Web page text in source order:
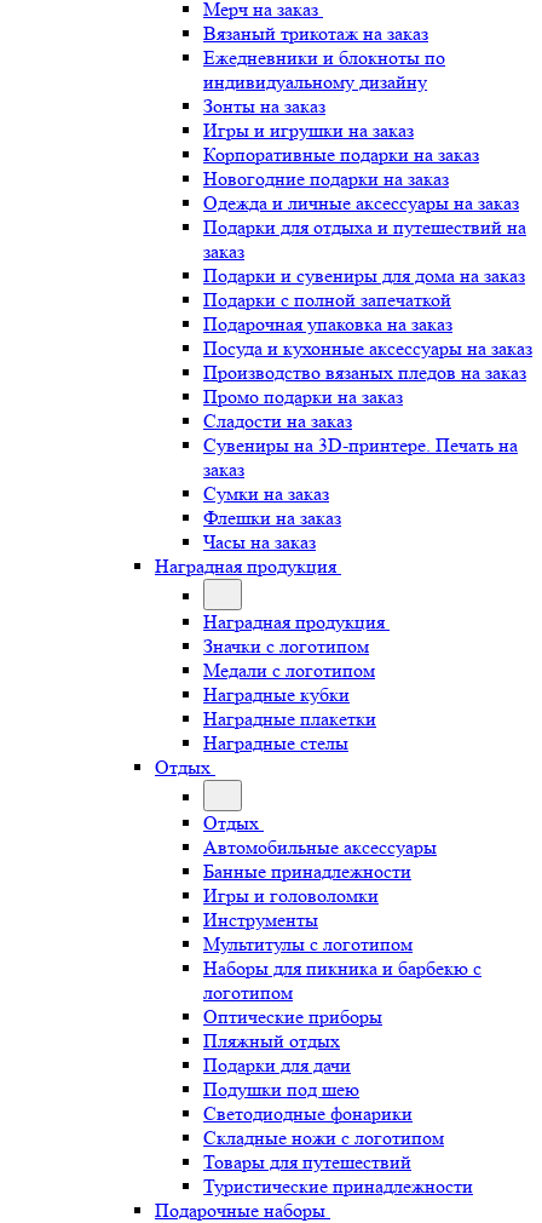
Мерч на заказ
Вязаный трикотаж на заказ
Ежедневники и блокноты по
индивидуальному дизайну
Зонты на заказ
Игры и игрушки на заказ
Корпоративные подарки на заказ
Новогодние подарки на заказ
Одежда и личные аксессуары на заказ
Подарки для отдыха и путешествий на
заказ
Подарки и сувениры для дома на заказ
Подарки с полной запечаткой
Подарочная упаковка на заказ
Посуда и кухонные аксессуары на заказ
Производство вязаных пледов на заказ
Промо подарки на заказ
Сладости на заказ
Сувениры на 3D-принтере. Печать на
заказ
Сумки на заказ
Флешки на заказ
Часы на заказ
Наградная продукция
Наградная продукция
Значки с логотипом
Медали с логотипом
Наградные кубки
Наградные плакетки
Наградные стелы
Отдых
Отдых
Автомобильные аксессуары
Банные принадлежности
Игры и головоломки
Инструменты
Мультитулы с логотипом
Наборы для пикника и барбекю с
логотипом
Оптические приборы
Пляжный отдых
Подарки для дачи
Подушки под шею
Светодиодные фонарики
Складные ножи с логотипом
Товары для путешествий
Туристические принадлежности
Подарочные наборы